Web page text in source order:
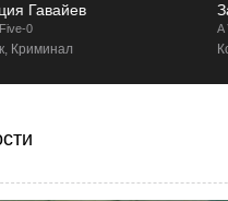
Гавайев
0
Криминал
A